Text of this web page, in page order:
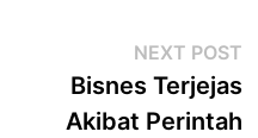
NEXT POST
Bisnes Terjejas
Akibat Perintah